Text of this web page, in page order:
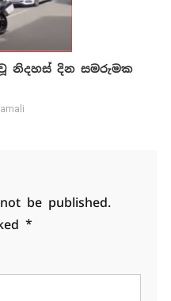
නිදහස් දින සමරුමක
be published.
*